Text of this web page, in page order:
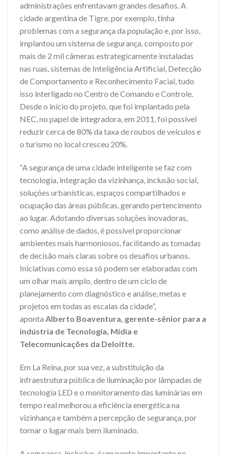
administrações enfrentavam grandes desafios. A
cidade argentina de Tigre, por exemplo, tinha
problemas com a segurança da população e, por isso,
implantou um sistema de segurança, composto por
mais de 2 mil câmeras estrategicamente instaladas
nas ruas, sistemas de Inteligência Artificial, Detecção
de Comportamento e Reconhecimento Facial, tudo
isso interligado no Centro de Comando e Controle.
Desde o início do projeto, que foi implantado pela
NEC, no papel de integradora, em 2011, foi possível
reduzir cerca de 80% da taxa de roubos de veículos e
o turismo no local cresceu 20%.
“A segurança de uma cidade inteligente se faz com
tecnologia, integração da vizinhança, inclusão social,
soluções urbanísticas, espaços compartilhados e
ocupação das áreas públicas, gerando pertencimento
ao lugar. Adotando diversas soluções inovadoras,
como análise de dados, é possível proporcionar
ambientes mais harmoniosos, facilitando as tomadas
de decisão mais claras sobre os desafios urbanos.
Iniciativas como essa só podem ser elaboradas com
um olhar mais amplo, dentro de um ciclo de
planejamento com diagnóstico e análise, metas e
projetos em todas as escalas da cidade”,
aponta Alberto Boaventura, gerente-sênior para a
indústria de Tecnologia, Mídia e
Telecomunicações da Deloitte.
Em La Reina, por sua vez, a substituição da
infraestrutura pública de iluminação por lâmpadas de
tecnologia LED e o monitoramento das luminárias em
tempo real melhorou a eficiência energética na
vizinhança e também a percepção de segurança, por
tornar o lugar mais bem iluminado.